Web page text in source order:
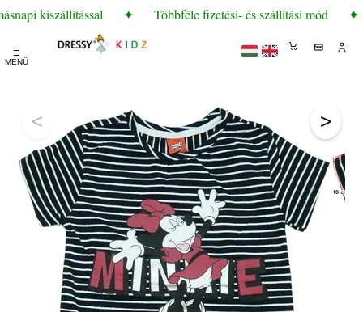
kiszállítással ✦ Többféle fizetési- és szállítási mód ✦
☰
MENÜ
< >